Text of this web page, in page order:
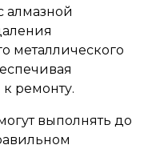
алмазной
металлического
ремонту.
выполнять до